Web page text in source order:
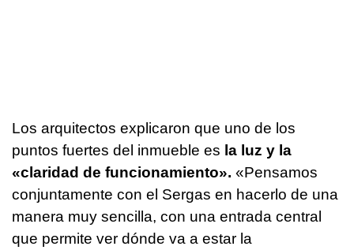
Los arquitectos explicaron que uno de los
puntos fuertes del inmueble es la luz y la
«claridad de funcionamiento». «Pensamos
conjuntamente con el Sergas en hacerlo de una
manera muy sencilla, con una entrada central
que permite ver dónde va a estar la